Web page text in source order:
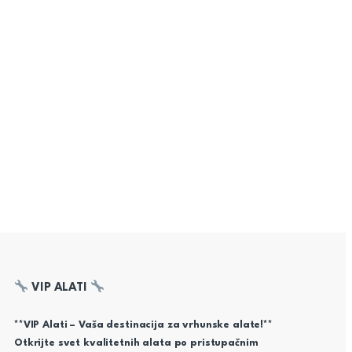
VIP ALATI
**VIP Alati – Vaša destinacija za vrhunske alate!**
Otkrijte svet kvalitetnih alata po pristupačnim